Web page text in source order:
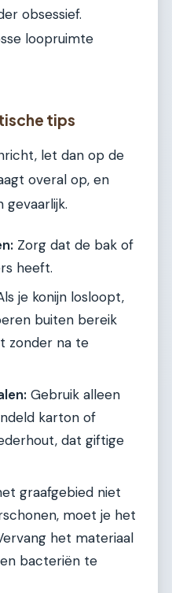
obsessief.
loopruimte
tips
let dan op de
overal op, en
gevaarlijk.
Zorg dat de bak of
heeft.
je konijn losloopt,
buiten bereik
zonder na te
Gebruik alleen
karton of
dat giftige
graafgebied niet
moet je het
het materiaal
bacteriën te